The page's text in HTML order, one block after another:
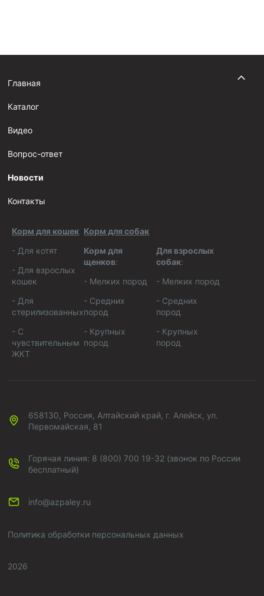
Главная
Каталог
Видео
Вопрос-ответ
Новости
Контакты
Корм для кошек
- Для котят
- Для взрослых
кошек
- Для
стерилизованных
- С
чувствительным
ЖКТ
Корм для собак
Корм для
щенков:
- Мелких пород
- Средних
пород
- Крупных
пород
Для взрослых
собак:
- Мелких пород
- Средних
пород
- Крупных
пород
658130, Россия, Алтайский край, г. Алейск, ул.
Первомайская, 81
Горячая линия: 8 (800) 700 19-32 (звонок по России
бесплатный)
info@azpaley.ru
Политика обработки персональных данных
2026